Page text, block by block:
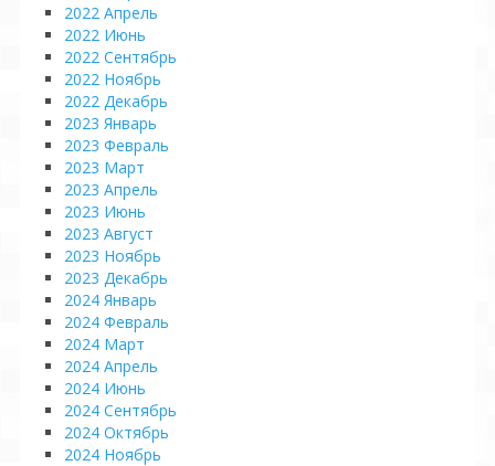
2022 Апрель
2022 Июнь
2022 Сентябрь
2022 Ноябрь
2022 Декабрь
2023 Январь
2023 Февраль
2023 Март
2023 Апрель
2023 Июнь
2023 Август
2023 Ноябрь
2023 Декабрь
2024 Январь
2024 Февраль
2024 Март
2024 Апрель
2024 Июнь
2024 Сентябрь
2024 Октябрь
2024 Ноябрь